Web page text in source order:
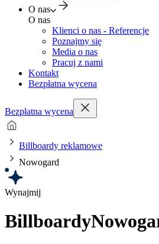
O nas
O nas
Klienci o nas - Referencje
Poznajmy się
Media o nas
Pracuj z nami
Kontakt
Bezpłatna wycena
Bezpłatna wycena
Billboardy reklamowe
Nowogard
Wynajmij
Billboardy